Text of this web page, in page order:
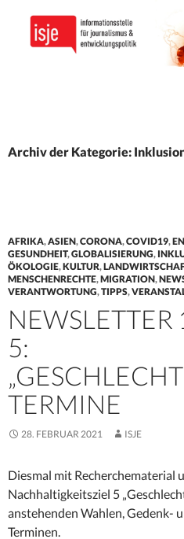
Archiv der Kategorie:
AFRIKA,ASIEN,CORONA,COVID19,
GESUNDHEIT,GLOBALISIERUNG,
ÖKOLOGIE,KULTUR,
MENSCHENRECHTE,MIGRATION,
VERANTWORTUNG,TIPPS,
5:
TERMINE
28. FEBRUAR 2021 ISJE
Diesmal mit Recherchematerial
Nachhaltigkeitsziel 5
anstehenden Wahlen, Gedenk-
Terminen.